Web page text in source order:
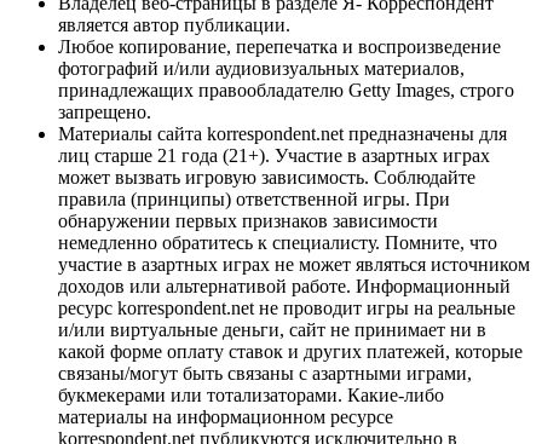
является автор публикации.
Любое копирование, перепечатка и воспроизведение
фотографий и/или аудиовизуальных материалов,
принадлежащих правообладателю Getty Images, строго
запрещено.
Материалы сайта korrespondent.net предназначены для
лиц старше 21 года (21+). Участие в азартных играх
может вызвать игровую зависимость. Соблюдайте
правила (принципы) ответственной игры. При
обнаружении первых признаков зависимости
немедленно обратитесь к специалисту. Помните, что
участие в азартных играх не может являться источником
доходов или альтернативой работе. Информационный
ресурс korrespondent.net не проводит игры на реальные
и/или виртуальные деньги, сайт не принимает ни в
какой форме оплату ставок и других платежей, которые
связаны/могут быть связаны с азартными играми,
букмекерами или тотализаторами. Какие-либо
материалы на информационном ресурсе
korrespondent.net публикуются исключительно в